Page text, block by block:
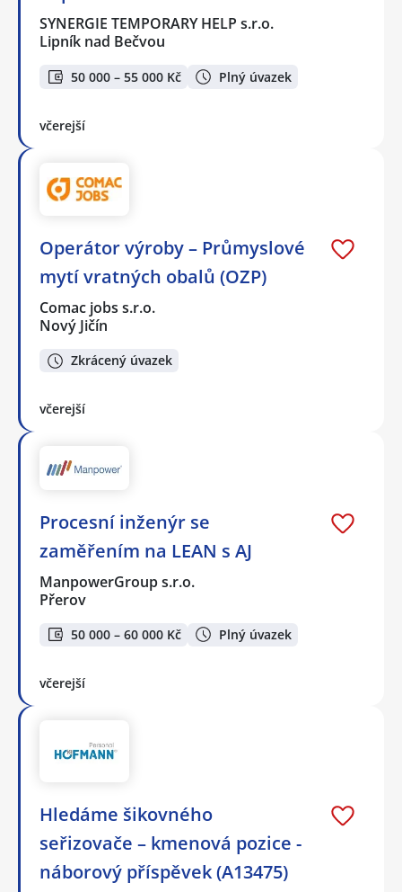
SYNERGIE TEMPORARY HELP s.r.o.
Lipník nad Bečvou
50 000 – 55 000 Kč Plný úvazek
včerejší
Operátor výroby – Průmyslové
mytí vratných obalů (OZP)
Comac jobs s.r.o.
Nový Jičín
Zkrácený úvazek
včerejší
Procesní inženýr se
zaměřením na LEAN s AJ
ManpowerGroup s.r.o.
Přerov
50 000 – 60 000 Kč Plný úvazek
včerejší
Hledáme šikovného
seřizovače – kmenová pozice -
náborový příspěvek (A13475)